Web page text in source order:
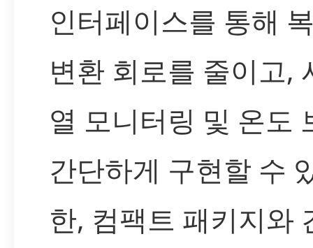
인터페이스를 통해
변환 회로를 줄이고,
열 모니터링 및 온도
간단하게 구현할 수
한, 컴팩트 패키지와